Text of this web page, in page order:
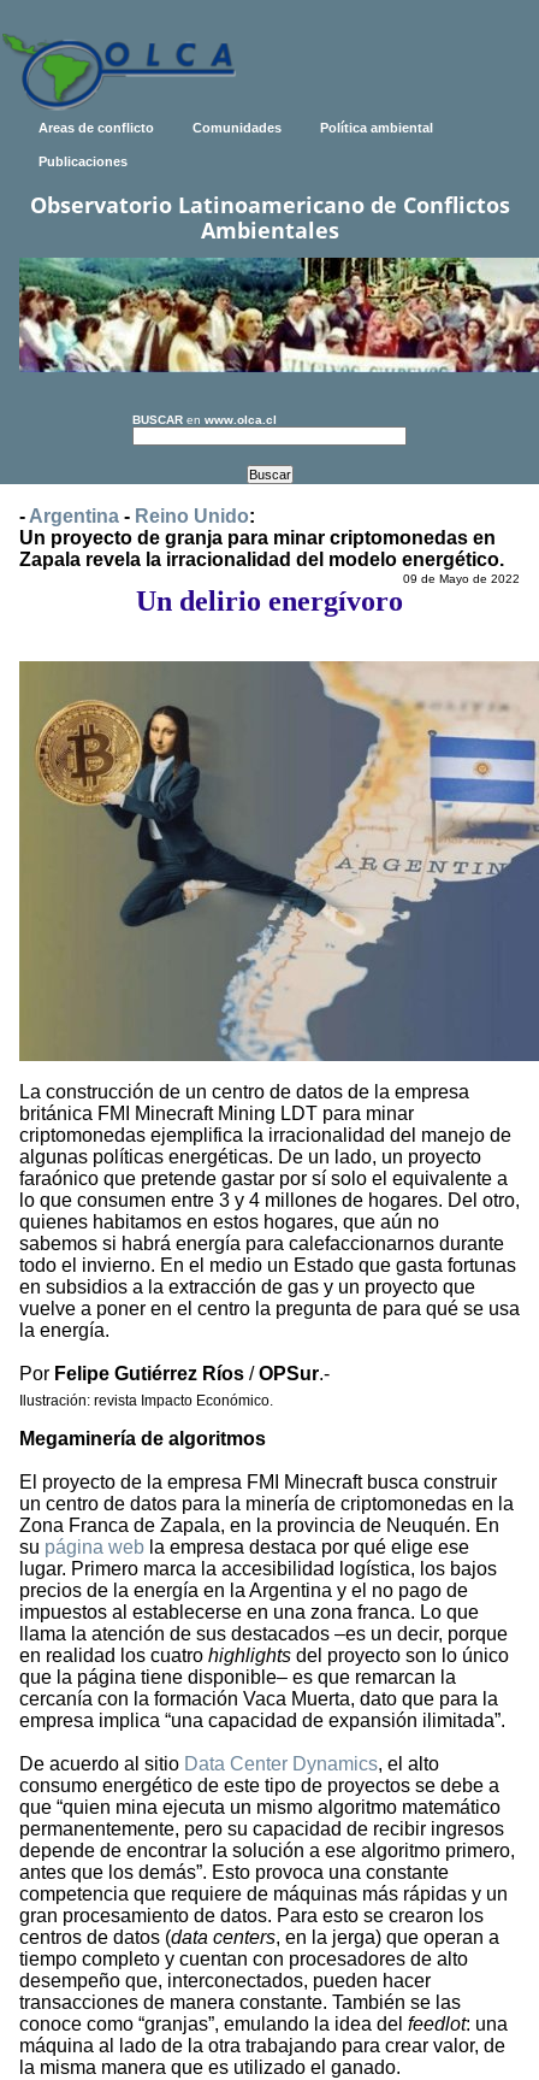
Areas de conflicto Comunidades Política ambiental
Publicaciones
Observatorio Latinoamericano de Conflictos
Ambientales
BUSCAR en www.olca.cl
- Argentina - Reino Unido:
Un proyecto de granja para minar criptomonedas en
Zapala revela la irracionalidad del modelo energético.
09 de Mayo de 2022
Un delirio energívoro
La construcción de un centro de datos de la empresa
británica FMI Minecraft Mining LDT para minar
criptomonedas ejemplifica la irracionalidad del manejo de
algunas políticas energéticas. De un lado, un proyecto
faraónico que pretende gastar por sí solo el equivalente a
lo que consumen entre 3 y 4 millones de hogares. Del otro,
quienes habitamos en estos hogares, que aún no
sabemos si habrá energía para calefaccionarnos durante
todo el invierno. En el medio un Estado que gasta fortunas
en subsidios a la extracción de gas y un proyecto que
vuelve a poner en el centro la pregunta de para qué se usa
la energía.
Por Felipe Gutiérrez Ríos /OPSur.-
Ilustración: revista Impacto Económico.
Megaminería de algoritmos
El proyecto de la empresa FMI Minecraft busca construir
un centro de datos para la minería de criptomonedas en la
Zona Franca de Zapala, en la provincia de Neuquén. En
su página web la empresa destaca por qué elige ese
lugar. Primero marca la accesibilidad logística, los bajos
precios de la energía en la Argentina y el no pago de
impuestos al establecerse en una zona franca. Lo que
llama la atención de sus destacados –es un decir, porque
en realidad los cuatro highlights del proyecto son lo único
que la página tiene disponible– es que remarcan la
cercanía con la formación Vaca Muerta, dato que para la
empresa implica “una capacidad de expansión ilimitada”.
De acuerdo al sitio Data Center Dynamics, el alto
consumo energético de este tipo de proyectos se debe a
que “quien mina ejecuta un mismo algoritmo matemático
permanentemente, pero su capacidad de recibir ingresos
depende de encontrar la solución a ese algoritmo primero,
antes que los demás”. Esto provoca una constante
competencia que requiere de máquinas más rápidas y un
gran procesamiento de datos. Para esto se crearon los
centros de datos (data centers, en la jerga) que operan a
tiempo completo y cuentan con procesadores de alto
desempeño que, interconectados, pueden hacer
transacciones de manera constante. También se las
conoce como “granjas”, emulando la idea del feedlot: una
máquina al lado de la otra trabajando para crear valor, de
la misma manera que es utilizado el ganado.